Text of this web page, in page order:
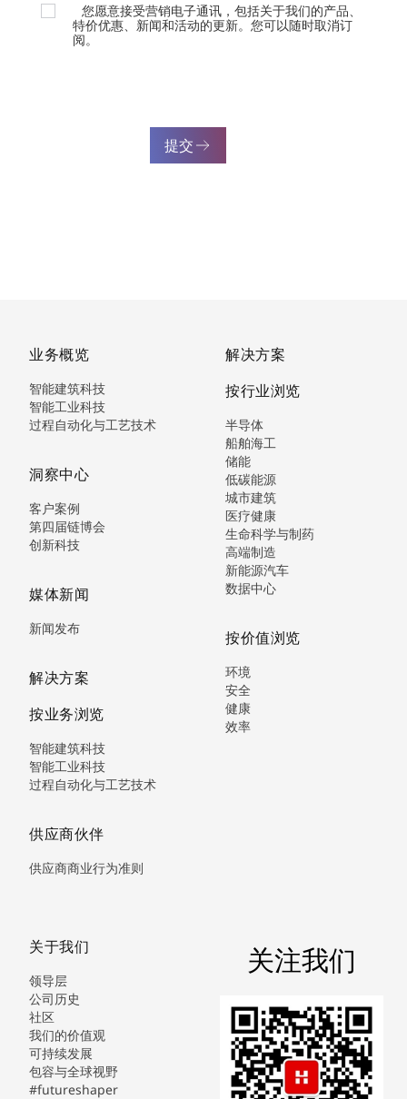
您愿意接受营销电子通讯，包括关于我们的产品、
特价优惠、新闻和活动的更新。您可以随时取消订
阅。
提交
业务概览
智能建筑科技
智能工业科技
过程自动化与工艺技术
洞察中心
客户案例
第四届链博会
创新科技
媒体新闻
新闻发布
解决方案
按业务浏览
智能建筑科技
智能工业科技
过程自动化与工艺技术
供应商伙伴
供应商商业行为准则
解决方案
按行业浏览
半导体
船舶海工
储能
低碳能源
城市建筑
医疗健康
生命科学与制药
高端制造
新能源汽车
数据中心
按价值浏览
环境
安全
健康
效率
关于我们
领导层
公司历史
社区
我们的价值观
可持续发展
包容与全球视野
#futureshaper
关注我们